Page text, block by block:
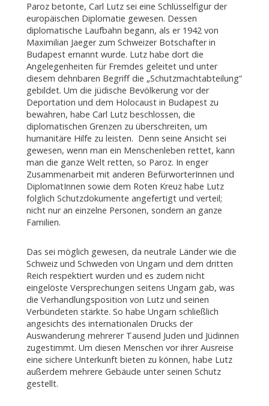
Paroz betonte, Carl Lutz sei eine Schlüsselfigur der
europäischen Diplomatie gewesen. Dessen
diplomatische Laufbahn begann, als er 1942 von
Maximilian Jaeger zum Schweizer Botschafter in
Budapest ernannt wurde. Lutz habe dort die
Angelegenheiten für Fremdes geleitet und unter
diesem dehnbaren Begriff die „Schutzmachtabteilung“
gebildet. Um die jüdische Bevölkerung vor der
Deportation und dem Holocaust in Budapest zu
bewahren, habe Carl Lutz beschlossen, die
diplomatischen Grenzen zu überschreiten, um
humanitäre Hilfe zu leisten. Denn seine Ansicht sei
gewesen, wenn man ein Menschenleben rettet, kann
man die ganze Welt retten, so Paroz. In enger
Zusammenarbeit mit anderen BefürworterInnen und
DiplomatInnen sowie dem Roten Kreuz habe Lutz
folglich Schutzdokumente angefertigt und verteil;
nicht nur an einzelne Personen, sondern an ganze
Familien.
Das sei möglich gewesen, da neutrale Länder wie die
Schweiz und Schweden von Ungarn und dem dritten
Reich respektiert wurden und es zudem nicht
eingelöste Versprechungen seitens Ungarn gab, was
die Verhandlungsposition von Lutz und seinen
Verbündeten stärkte. So habe Ungarn schließlich
angesichts des internationalen Drucks der
Auswanderung mehrerer Tausend Juden und Jüdinnen
zugestimmt. Um diesen Menschen vor ihrer Ausreise
eine sichere Unterkunft bieten zu können, habe Lutz
außerdem mehrere Gebäude unter seinen Schutz
gestellt.